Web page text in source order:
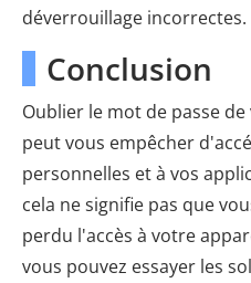
déverrouillage incorrectes.
Conclusion
Oublier le mot de passe
peut vous empêcher
personnelles et à vos
cela ne signifie pas que
perdu l'accès à votre
vous pouvez essayer les